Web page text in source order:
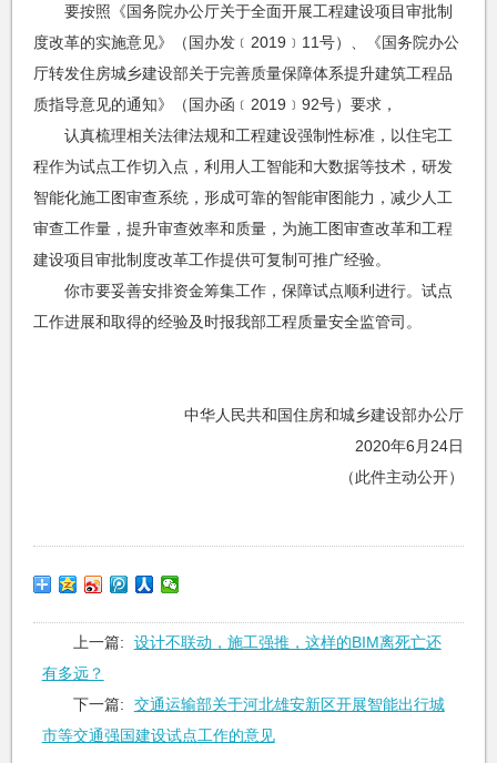
要按照《国务院办公厅关于全面开展工程建设项目审批制
度改革的实施意见》（国办发﹝2019﹞11号）、《国务院办公
厅转发住房城乡建设部关于完善质量保障体系提升建筑工程品
质指导意见的通知》（国办函﹝2019﹞92号）要求，
认真梳理相关法律法规和工程建设强制性标准，以住宅工
程作为试点工作切入点，利用人工智能和大数据等技术，研发
智能化施工图审查系统，形成可靠的智能审图能力，减少人工
审查工作量，提升审查效率和质量，为施工图审查改革和工程
建设项目审批制度改革工作提供可复制可推广经验。
你市要妥善安排资金筹集工作，保障试点顺利进行。试点
工作进展和取得的经验及时报我部工程质量安全监管司。
中华人民共和国住房和城乡建设部办公厅
2020年6月24日
（此件主动公开）
上一篇:
设计不联动，施工强推，这样的BIM离死亡还
有多远？
下一篇:
交通运输部关于河北雄安新区开展智能出行城
市等交通强国建设试点工作的意见